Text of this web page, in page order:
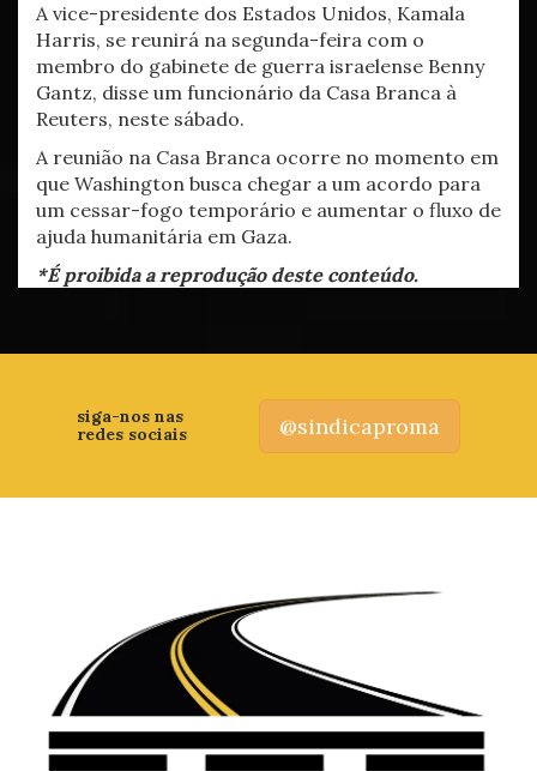
A vice-presidente dos Estados Unidos, Kamala
Harris, se reunirá na segunda-feira com o
membro do gabinete de guerra israelense Benny
Gantz, disse um funcionário da Casa Branca à
Reuters, neste sábado.
A reunião na Casa Branca ocorre no momento em
que Washington busca chegar a um acordo para
um cessar-fogo temporário e aumentar o fluxo de
ajuda humanitária em Gaza.
*É proibida a reprodução deste conteúdo.
siga-nos nas
redes sociais
@sindicaproma